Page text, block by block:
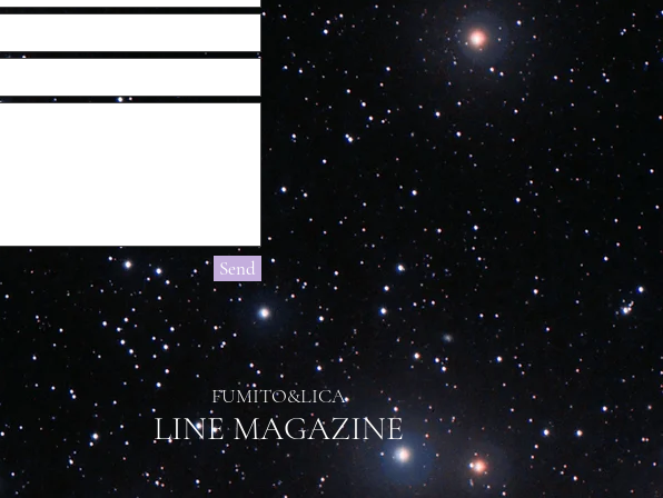
Send
FUMITO&LICA
​LINE MAGAZINE